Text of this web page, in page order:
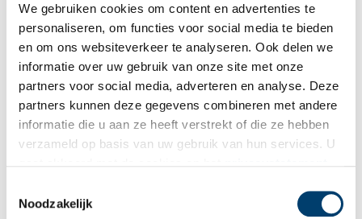
We gebruiken cookies om content en advertenties te
personaliseren, om functies voor social media te bieden
en om ons websiteverkeer te analyseren. Ook delen we
informatie over uw gebruik van onze site met onze
partners voor social media, adverteren en analyse. Deze
partners kunnen deze gegevens combineren met andere
informatie die u aan ze heeft verstrekt of die ze hebben
verzameld op basis van uw gebruik van hun services. U
Noodzakelijk
Marc ten Bosch (30) is de winnaar van de
Monumententalentprijs 2024. De uitreiking vond plaats
tijdens het Nationaal Monumentencongres op 7 november
2024. Marc onderscheidt zich als jonge erfgoedprofessional
door zijn visie m.b.t. oude technieken te combineren met
moderne werkwijzen.
2 min